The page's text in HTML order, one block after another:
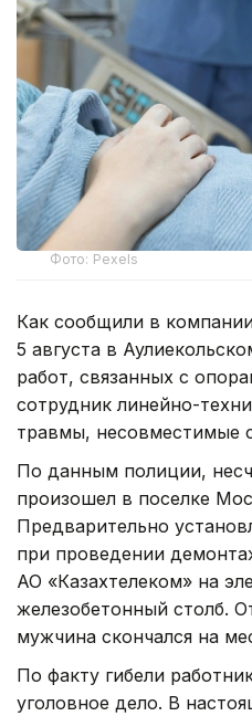
Фото: Pexels
Как сообщили в
5 августа в
работ, связанных с
сотрудник линейно-
травмы, несовместимые
По данным полиции,
произошел в поселке
Предварительно
при проведении
АО «Казахтелеком» на
железобетонный столб.
мужчина скончался на
По факту гибели
уголовное дело. В